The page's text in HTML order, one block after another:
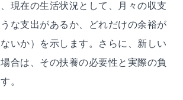
現在の生活状況として、月々の収支
な支出があるか、どれだけの余裕が
いか）を示します。さらに、新しい
合は、その扶養の必要性と実際の負
。